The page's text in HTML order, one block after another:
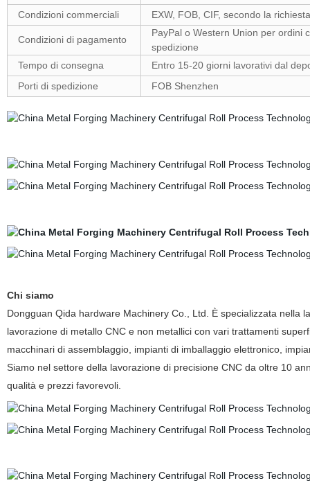
Condizioni commerciali
EXW, FOB, CIF, secondo la
Condizioni di pagamento
PayPal o Western Union per ordini
spedizione
Tempo di consegna
Entro 15-20 giorni lavorativi dal
Porti di spedizione
FOB Shenzhen
Chi siamo
Dongguan Qida hardware Machinery Co., Ltd. È specializzata nella
lavorazione di metallo CNC e non metallici con vari trattamenti
macchinari di assemblaggio, impianti di imballaggio elettronico,
Siamo nel settore della lavorazione di precisione CNC da oltre 10
qualità e prezzi favorevoli.